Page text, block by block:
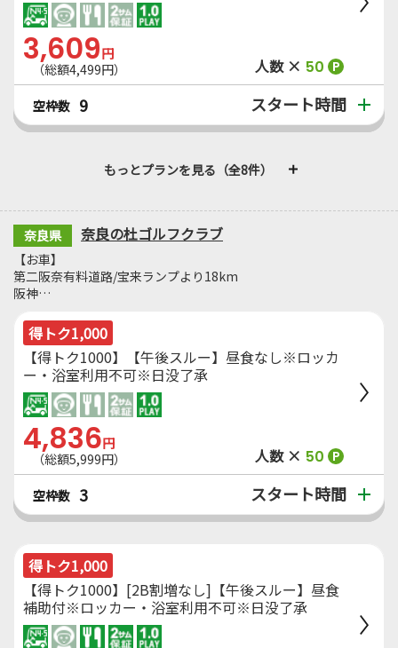
3,609円
（総額4,499円）
人数 × 50 P
空枠数 9 スタート時間
もっとプランを見る（全8件）
奈良県 奈良の杜ゴルフクラブ
【お車】
第二阪奈有料道路/宝来ランプより18km
阪神…
得トク1,000
【得トク1000】【午後スルー】昼食なし※ロッカ
ー・浴室利用不可※日没了承
4,836円
（総額5,999円）
人数 × 50 P
空枠数 3 スタート時間
得トク1,000
【得トク1000】[2B割増なし]【午後スルー】昼食
補助付※ロッカー・浴室利用不可※日没了承